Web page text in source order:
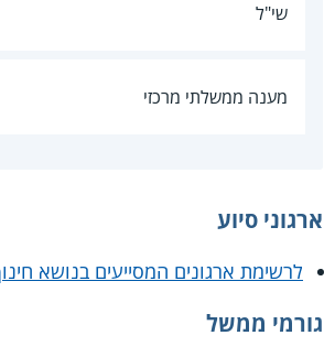
שי"ל
מענה ממשלתי מרכזי
ארגוני סיוע
לרשימת ארגונים המסייעים בנושא
גורמי ממשל